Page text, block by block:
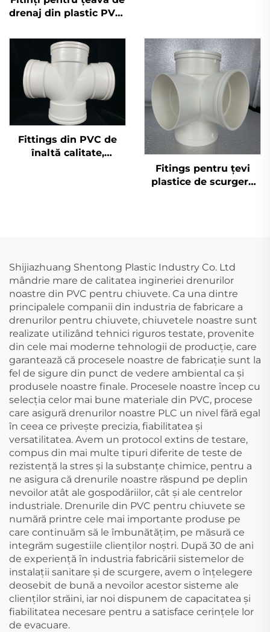
drenaj din plastic PVC-
bucsă, OEM
110mm
Fittings din PVC de
înaltă calitate,
Fitings pentru țevi
plastice de scurgere
Shijiazhuang Shentong Plastic Industry Co. Ltd
mândrie mare de calitatea ingineriei drenurilor
noastre din PVC pentru chiuvete. Ca una dintre
principalele companii din industria de fabricare a
drenurilor pentru chiuvete, chiuvetele noastre sunt
realizate utilizând tehnici riguros testate, provenite
din cele mai moderne tehnologii de producție, care
garantează că procesele noastre de fabricație sunt la
fel de sigure din punct de vedere ambiental ca și
produsele noastre finale. Procesele noastre încep cu
selecția celor mai bune materiale din PVC, procese
care asigură drenurilor noastre PLC un nivel fără egal
în ceea ce privește precizia, fiabilitatea și
versatilitatea. Avem un protocol extins de testare,
compus din mai multe tipuri diferite de teste de
rezistență la stres și la substanțe chimice, pentru a
ne asigura că drenurile noastre răspund pe deplin
nevoilor atât ale gospodăriilor, cât și ale centrelor
industriale. Drenurile din PVC pentru chiuvete se
numără printre cele mai importante produse pe
care continuăm să le îmbunătățim, pe măsură ce
integrăm sugestiile clienților noștri. După 30 de ani
de experiență în industria fabricării sistemelor de
instalații sanitare și de scurgere, avem o înțelegere
deosebit de bună a nevoilor acestor sisteme ale
clienților străini, iar noi dispunem de capacitatea și
fiabilitatea necesare pentru a satisface cerințele lor
de evacuare.